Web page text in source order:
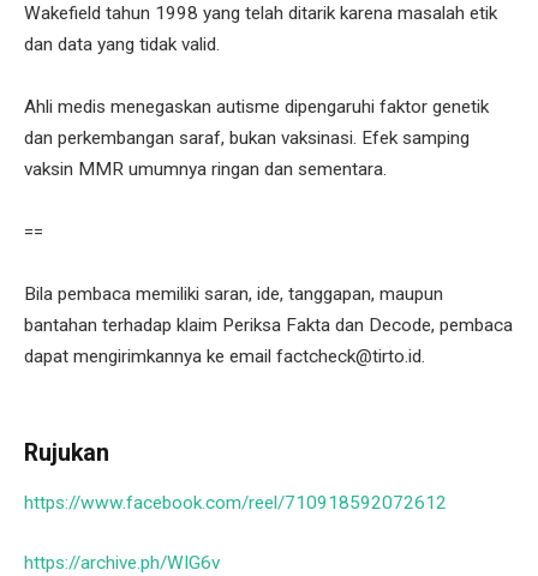
Wakefield tahun 1998 yang telah ditarik karena masalah etik
dan data yang tidak valid.
Ahli medis menegaskan autisme dipengaruhi faktor genetik
dan perkembangan saraf, bukan vaksinasi. Efek samping
vaksin MMR umumnya ringan dan sementara.
==
Bila pembaca memiliki saran, ide, tanggapan, maupun
bantahan terhadap klaim Periksa Fakta dan Decode, pembaca
dapat mengirimkannya ke email factcheck@tirto.id.
Rujukan
https://www.facebook.com/reel/710918592072612
https://archive.ph/WIG6v